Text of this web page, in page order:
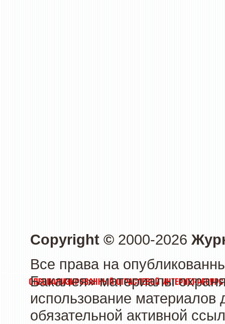
Copyright © 2000-2026
Все права на
Бакалея» материалы
использование материалов
обязательной активной